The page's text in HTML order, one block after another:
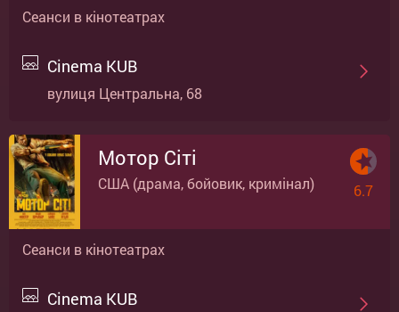
Сеанси в кінотеатрах
Cinema KUB
вулиця Центральна, 68
Мотор Сіті
США (драма, бойовик, кримінал) 6.7
Сеанси в кінотеатрах
Cinema KUB